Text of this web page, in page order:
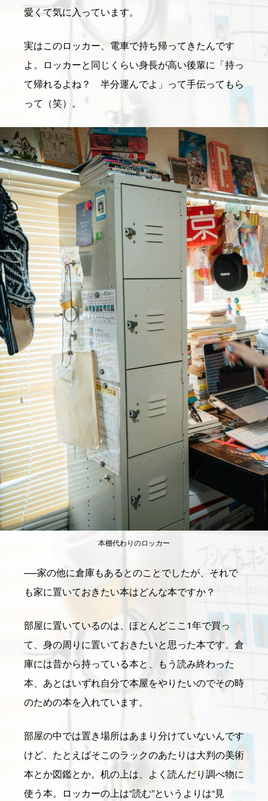
愛くて気に入っています。
実はこのロッカー、電車で持ち帰ってきたんです
よ。ロッカーと同じくらい身長が高い後輩に「持っ
て帰れるよね？ 半分運んでよ」って手伝ってもら
って（笑）。
本棚代わりのロッカー
──家の他に倉庫もあるとのことでしたが、それで
も家に置いておきたい本はどんな本ですか？
部屋に置いているのは、ほとんどここ1年で買っ
て、身の周りに置いておきたいと思った本です。倉
庫には昔から持っている本と、もう読み終わった
本、あとはいずれ自分で本屋をやりたいのでその時
のための本を入れています。
部屋の中では置き場所はあまり分けていないんです
けど、たとえばそこのラックのあたりは大判の美術
本とか図鑑とか。机の上は、よく読んだり調べ物に
使う本。ロッカーの上は“読む”というよりは“見